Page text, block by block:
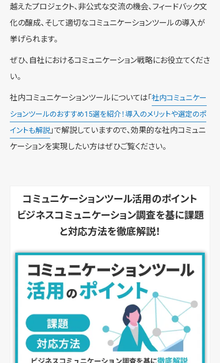
越えたプロジェクト、非公式な交流の機会、フィードバック文
化の醸成、そして適切なコミュニケーションツールの導入が
挙げられます。
ぜひ、自社におけるコミュニケーション戦略にお役立てくださ
い。
社内コミュニケーションツールについては「社内コミュニケー
ションツールのおすすめ15選を紹介！導入のメリットや選定のポ
イントも解説 」で解説していますので、効果的な社内コミュニ
ケーションを実現したい方はぜひご覧ください。
コミュニケーションツール活用のポイント
ビジネスコミュニケーション調査を基に課題
と対応方法を徹底解説！